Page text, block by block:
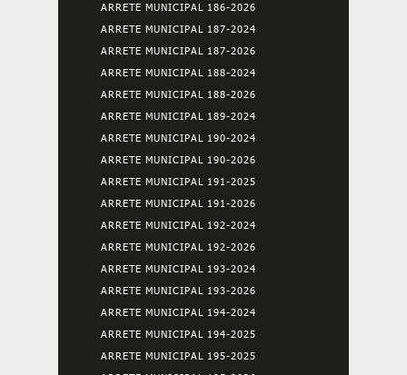
ARRETE MUNICIPAL 186-2026
ARRETE MUNICIPAL 187-2024
ARRETE MUNICIPAL 187-2026
ARRETE MUNICIPAL 188-2024
ARRETE MUNICIPAL 188-2026
ARRETE MUNICIPAL 189-2024
ARRETE MUNICIPAL 190-2024
ARRETE MUNICIPAL 190-2026
ARRETE MUNICIPAL 191-2025
ARRETE MUNICIPAL 191-2026
ARRETE MUNICIPAL 192-2024
ARRETE MUNICIPAL 192-2026
ARRETE MUNICIPAL 193-2024
ARRETE MUNICIPAL 193-2026
ARRETE MUNICIPAL 194-2024
ARRETE MUNICIPAL 194-2025
ARRETE MUNICIPAL 195-2025